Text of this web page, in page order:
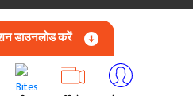
डाउनलोड करें